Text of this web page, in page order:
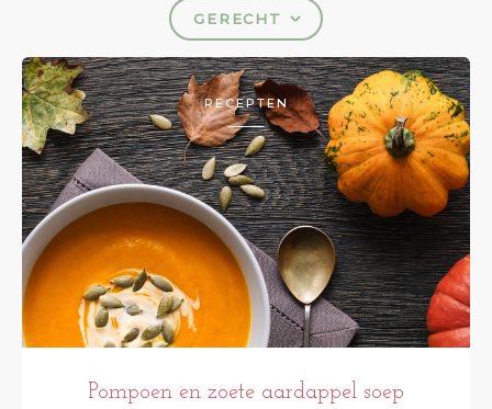
GERECHT
RECEPTEN
Pompoen en zoete aardappel soep